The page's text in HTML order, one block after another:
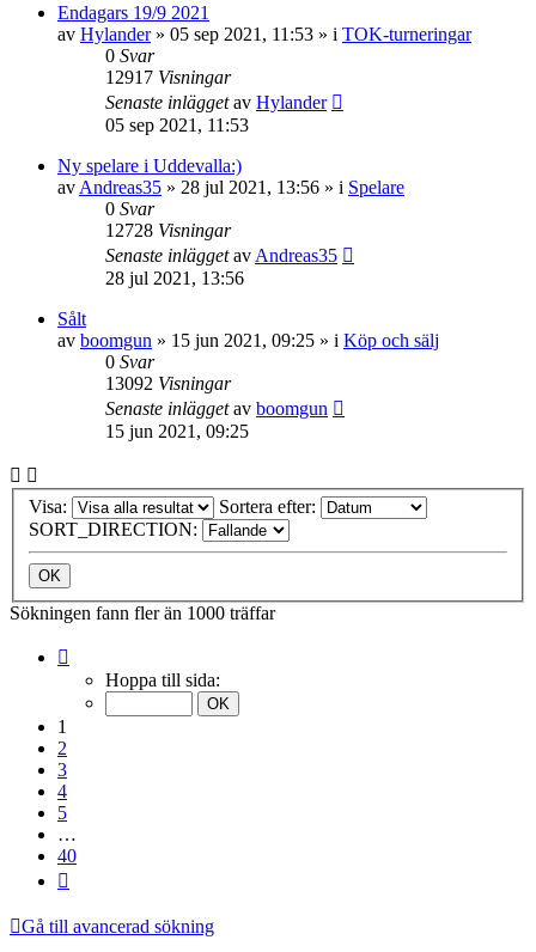
Endagars 19/9 2021
av Hylander» 05 sep 2021, 11:53 » i TOK-turneringar
0 Svar
12917 Visningar
Senaste inläggetav Hylander
05 sep 2021, 11:53
Ny spelare i Uddevalla:)
av Andreas35 » 28 jul 2021, 13:56 » i Spelare
0 Svar
12728 Visningar
Senaste inläggetav Andreas35
28 jul 2021, 13:56
Sålt
av boomgun » 15 jun 2021, 09:25 » i Köp och sälj
0 Svar
13092 Visningar
Senaste inläggetav boomgun
15 jun 2021, 09:25
Visa:
Sortera efter:
SORT_DIRECTION:
Sökningen fann fler än 1000 träffar
Hoppa till sida:
1
2
3
4
5
…
40
Gå till avancerad sökning